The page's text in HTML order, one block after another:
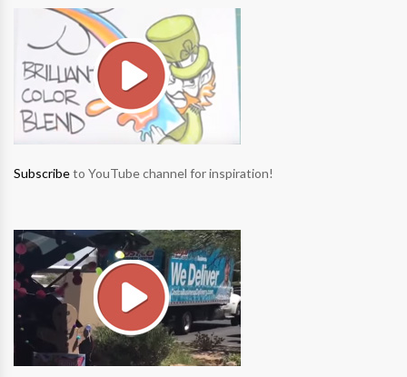
Subscribeto YouTube channel for inspiration!